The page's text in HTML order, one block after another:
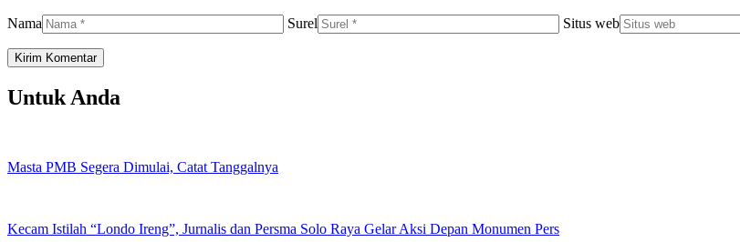
Nama Surel Situs web
Untuk Anda
Masta PMB Segera Dimulai, Catat Tanggalnya
Kecam Istilah “Londo Ireng”, Jurnalis dan Persma Solo Raya Gelar Aksi Depan Monumen Pers